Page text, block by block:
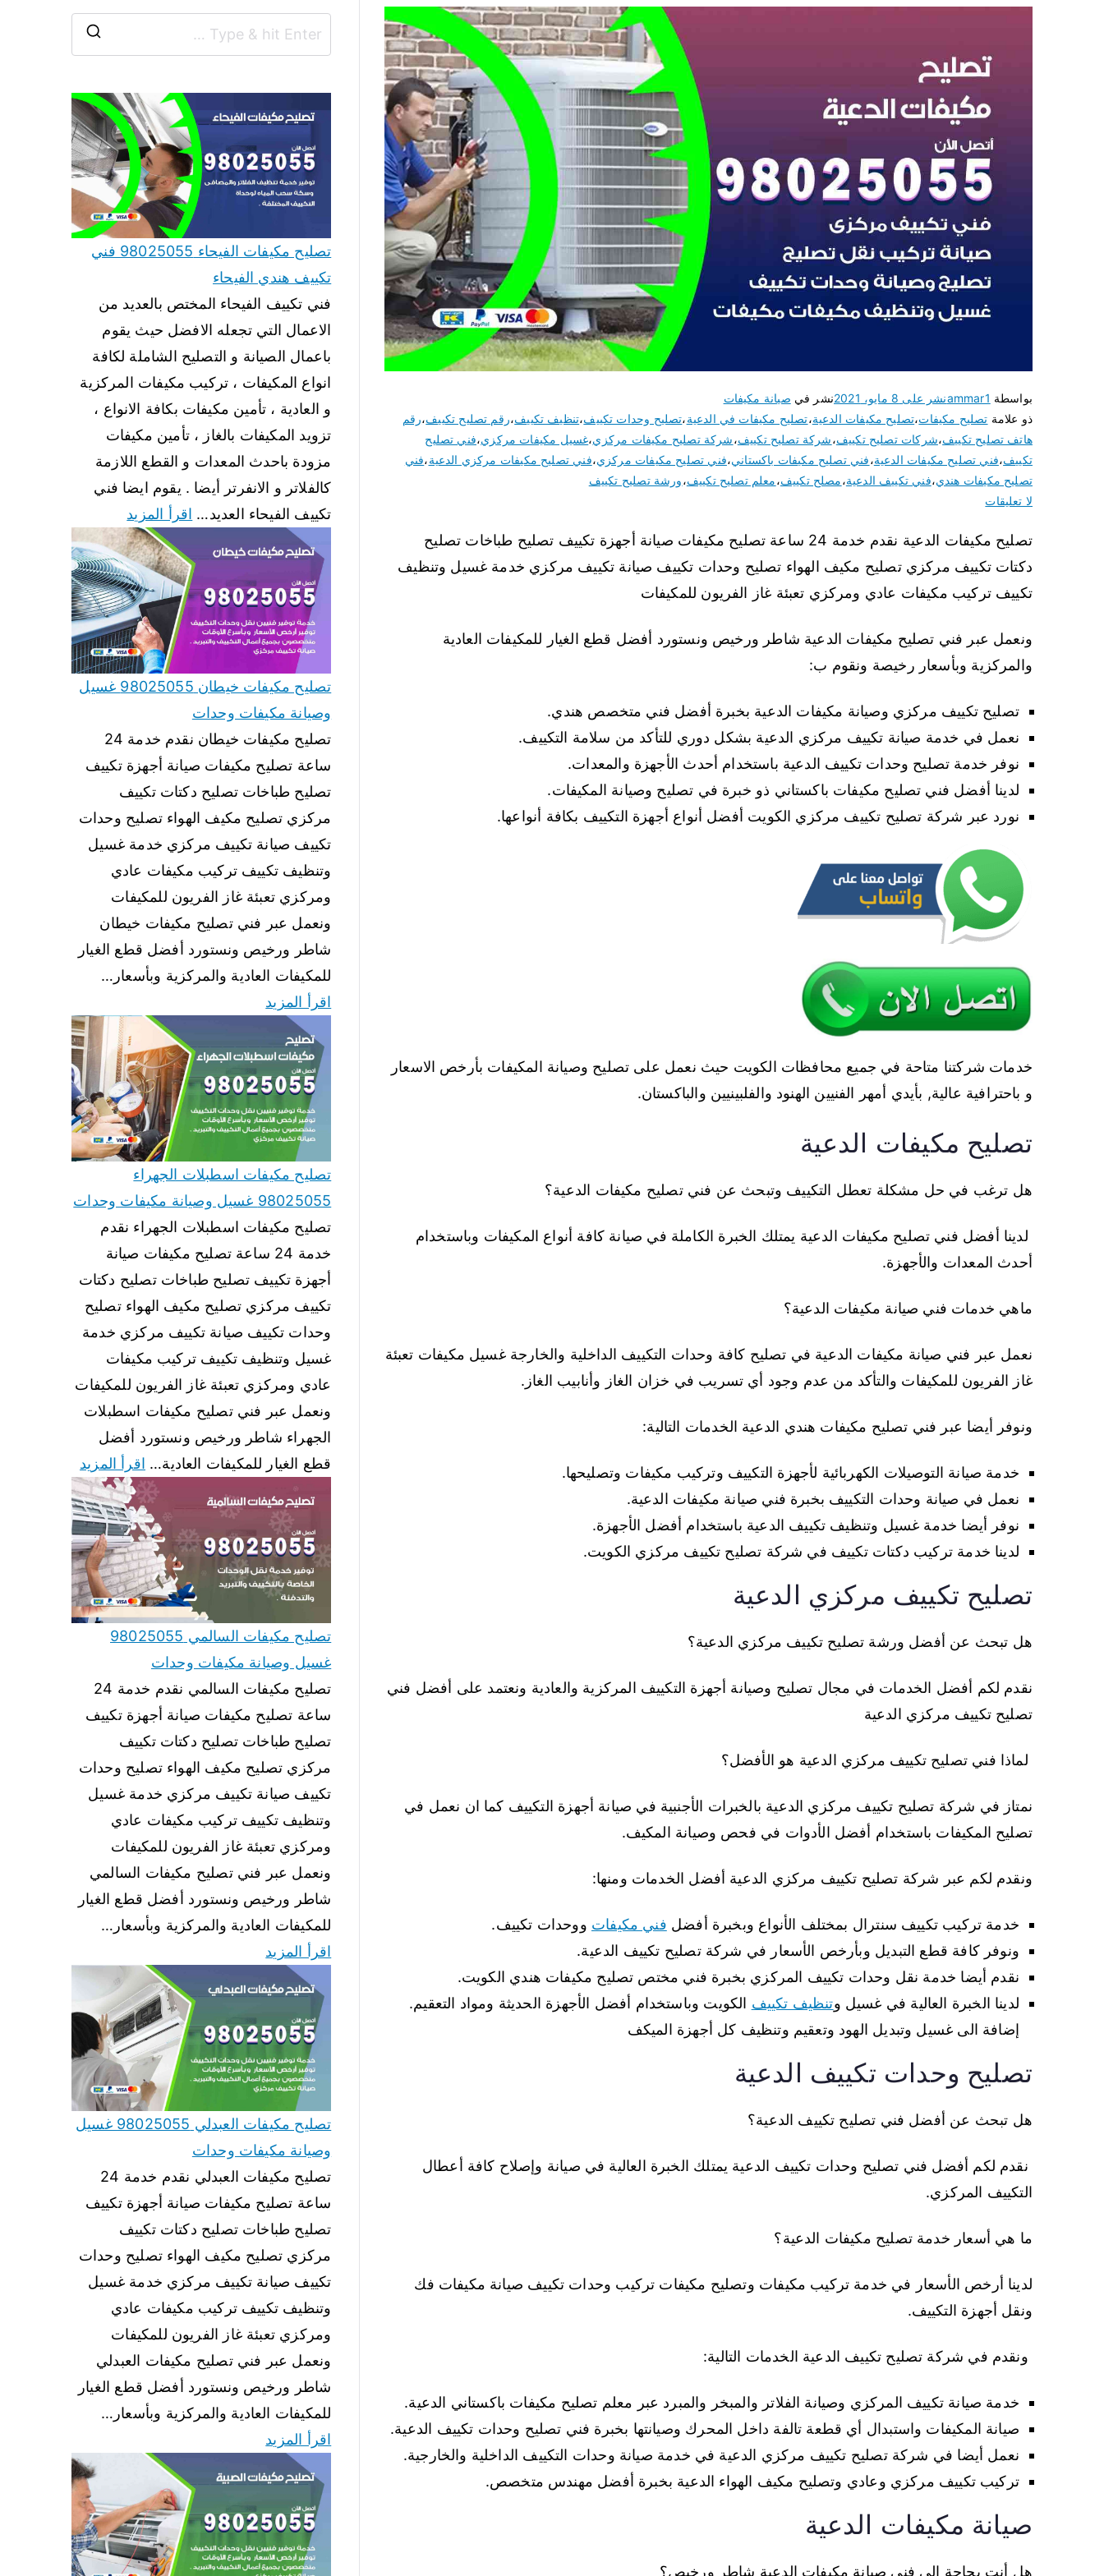
بواسطة ammar1نشر على 8 مايو، 2021 نشر في صيانة مكيفات
ذو علامة تصليح مكيفات،تصليح مكيفات الدعية،تصليح مكيفات في الدعية،تصليح وحدات تكييف،تنظيف تكييف،رقم تصليح تكييف،رقم
هاتف تصليح تكييف،شركات تصليح تكييف،شركة تصليح تكييف،شركة تصليح مكيفات مركزي،غسيل مكيفات مركزي،فني تصليح
تكييف،فني تصليح مكيفات الدعية،فني تصليح مكيفات باكستاني،فني تصليح مكيفات مركزي،فني تصليح مكيفات مركزي الدعية،فني
تصليح مكيفات هندي،فني تكييف الدعية،مصلح تكييف،معلم تصليح تكييف،ورشة تصليح تكييف
لا تعليقات
تصليح مكيفات الدعية نقدم خدمة 24 ساعة تصليح مكيفات صيانة أجهزة تكييف تصليح طباخات تصليح
دكتات تكييف مركزي تصليح مكيف الهواء تصليح وحدات تكييف صيانة تكييف مركزي خدمة غسيل وتنظيف
تكييف تركيب مكيفات عادي ومركزي تعبئة غاز الفريون للمكيفات
ونعمل عبر فني تصليح مكيفات الدعية شاطر ورخيص ونستورد أفضل قطع الغيار للمكيفات العادية
والمركزية وبأسعار رخيصة ونقوم ب:
تصليح تكييف مركزي وصيانة مكيفات الدعية بخبرة أفضل فني متخصص هندي.
نعمل في خدمة صيانة تكييف مركزي الدعية بشكل دوري للتأكد من سلامة التكييف.
نوفر خدمة تصليح وحدات تكييف الدعية باستخدام أحدث الأجهزة والمعدات.
لدينا أفضل فني تصليح مكيفات باكستاني ذو خبرة في تصليح وصيانة المكيفات.
نورد عبر شركة تصليح تكييف مركزي الكويت أفضل أنواع أجهزة التكييف بكافة أنواعها.
خدمات شركتنا متاحة في جميع محافظات الكويت حيث نعمل على تصليح وصيانة المكيفات بأرخص الاسعار
و باحترافية عالية, بأيدي أمهر الفنيين الهنود والفلبينيين والباكستان.
تصليح مكيفات الدعية
هل ترغب في حل مشكلة تعطل التكييف وتبحث عن فني تصليح مكيفات الدعية؟
لدينا أفضل فني تصليح مكيفات الدعية يمتلك الخبرة الكاملة في صيانة كافة أنواع المكيفات وباستخدام
أحدث المعدات والأجهزة.
ماهي خدمات فني صيانة مكيفات الدعية؟
نعمل عبر فني صيانة مكيفات الدعية في تصليح كافة وحدات التكييف الداخلية والخارجة غسيل مكيفات تعبئة
غاز الفريون للمكيفات والتأكد من عدم وجود أي تسريب في خزان الغاز وأنابيب الغاز.
ونوفر أيضا عبر فني تصليح مكيفات هندي الدعية الخدمات التالية:
خدمة صيانة التوصيلات الكهربائية لأجهزة التكييف وتركيب مكيفات وتصليحها.
نعمل في صيانة وحدات التكييف بخبرة فني صيانة مكيفات الدعية.
نوفر أيضا خدمة غسيل وتنظيف تكييف الدعية باستخدام أفضل الأجهزة.
لدينا خدمة تركيب دكتات تكييف في شركة تصليح تكييف مركزي الكويت.
تصليح تكييف مركزي الدعية
هل تبحث عن أفضل ورشة تصليح تكييف مركزي الدعية؟
نقدم لكم أفضل الخدمات في مجال تصليح وصيانة أجهزة التكييف المركزية والعادية ونعتمد على أفضل فني
تصليح تكييف مركزي الدعية
لماذا فني تصليح تكييف مركزي الدعية هو الأفضل؟
نمتاز في شركة تصليح تكييف مركزي الدعية بالخبرات الأجنبية في صيانة أجهزة التكييف كما ان نعمل في
تصليح المكيفات باستخدام أفضل الأدوات في فحص وصيانة المكيف.
ونقدم لكم عبر شركة تصليح تكييف مركزي الدعية أفضل الخدمات ومنها:
خدمة تركيب تكييف سنترال بمختلف الأنواع وبخبرة أفضل فني مكيفات ووحدات تكييف.
ونوفر كافة قطع التبديل وبأرخص الأسعار في شركة تصليح تكييف الدعية.
نقدم أيضا خدمة نقل وحدات تكييف المركزي بخبرة فني مختص تصليح مكيفات هندي الكويت.
لدينا الخبرة العالية في غسيل وتنظيف تكييف الكويت وباستخدام أفضل الأجهزة الحديثة ومواد التعقيم.
إضافة الى غسيل وتبديل الهود وتعقيم وتنظيف كل أجهزة الميكف
تصليح وحدات تكييف الدعية
هل تبحث عن أفضل فني تصليح تكييف الدعية؟
نقدم لكم أفضل فني تصليح وحدات تكييف الدعية يمتلك الخبرة العالية في صيانة وإصلاح كافة أعطال
التكييف المركزي.
ما هي أسعار خدمة تصليح مكيفات الدعية؟
لدينا أرخص الأسعار في خدمة تركيب مكيفات وتصليح مكيفات تركيب وحدات تكييف صيانة مكيفات فك
ونقل أجهزة التكييف.
ونقدم في شركة تصليح تكييف الدعية الخدمات التالية:
خدمة صيانة تكييف المركزي وصيانة الفلاتر والمبخر والمبرد عبر معلم تصليح مكيفات باكستاني الدعية.
صيانة المكيفات واستبدال أي قطعة تالفة داخل المحرك وصيانتها بخبرة فني تصليح وحدات تكييف الدعية.
نعمل أيضا في شركة تصليح تكييف مركزي الدعية في خدمة صيانة وحدات التكييف الداخلية والخارجية.
تركيب تكييف مركزي وعادي وتصليح مكيف الهواء الدعية بخبرة أفضل مهندس متخصص.
صيانة مكيفات الدعية
هل أنت بحاجة إلى فني صيانة مكيفات الدعية شاطر ورخيص؟
تصليح مكيفات الفيحاء 98025055 فني
تكييف هندي الفيحاء
فني تكييف الفيحاء المختص بالعديد من
الاعمال التي تجعله الافضل حيث يقوم
باعمال الصيانة و التصليح الشاملة لكافة
انواع المكيفات ، تركيب مكيفات المركزية
و العادية ، تأمين مكيفات بكافة الانواع ،
تزويد المكيفات بالغاز ، تأمين مكيفات
مزودة باحدث المعدات و القطع اللازمة
كالفلاتر و الانفرتر أيضا . يقوم ايضا فني
تكييف الفيحاء العديد… اقرأ المزيد
تصليح مكيفات خيطان 98025055 غسيل
وصيانة مكيفات وحدات
تصليح مكيفات خيطان نقدم خدمة 24
ساعة تصليح مكيفات صيانة أجهزة تكييف
تصليح طباخات تصليح دكتات تكييف
مركزي تصليح مكيف الهواء تصليح وحدات
تكييف صيانة تكييف مركزي خدمة غسيل
وتنظيف تكييف تركيب مكيفات عادي
ومركزي تعبئة غاز الفريون للمكيفات
ونعمل عبر فني تصليح مكيفات خيطان
شاطر ورخيص ونستورد أفضل قطع الغيار
للمكيفات العادية والمركزية وبأسعار…
اقرأ المزيد
تصليح مكيفات اسطبلات الجهراء
98025055 غسيل وصيانة مكيفات وحدات
تصليح مكيفات اسطبلات الجهراء نقدم
خدمة 24 ساعة تصليح مكيفات صيانة
أجهزة تكييف تصليح طباخات تصليح دكتات
تكييف مركزي تصليح مكيف الهواء تصليح
وحدات تكييف صيانة تكييف مركزي خدمة
غسيل وتنظيف تكييف تركيب مكيفات
عادي ومركزي تعبئة غاز الفريون للمكيفات
ونعمل عبر فني تصليح مكيفات اسطبلات
الجهراء شاطر ورخيص ونستورد أفضل
قطع الغيار للمكيفات العادية… اقرأ المزيد
تصليح مكيفات السالمي 98025055
غسيل وصيانة مكيفات وحدات
تصليح مكيفات السالمي نقدم خدمة 24
ساعة تصليح مكيفات صيانة أجهزة تكييف
تصليح طباخات تصليح دكتات تكييف
مركزي تصليح مكيف الهواء تصليح وحدات
تكييف صيانة تكييف مركزي خدمة غسيل
وتنظيف تكييف تركيب مكيفات عادي
ومركزي تعبئة غاز الفريون للمكيفات
ونعمل عبر فني تصليح مكيفات السالمي
شاطر ورخيص ونستورد أفضل قطع الغيار
للمكيفات العادية والمركزية وبأسعار…
اقرأ المزيد
تصليح مكيفات العبدلي 98025055 غسيل
وصيانة مكيفات وحدات
تصليح مكيفات العبدلي نقدم خدمة 24
ساعة تصليح مكيفات صيانة أجهزة تكييف
تصليح طباخات تصليح دكتات تكييف
مركزي تصليح مكيف الهواء تصليح وحدات
تكييف صيانة تكييف مركزي خدمة غسيل
وتنظيف تكييف تركيب مكيفات عادي
ومركزي تعبئة غاز الفريون للمكيفات
ونعمل عبر فني تصليح مكيفات العبدلي
شاطر ورخيص ونستورد أفضل قطع الغيار
للمكيفات العادية والمركزية وبأسعار…
اقرأ المزيد